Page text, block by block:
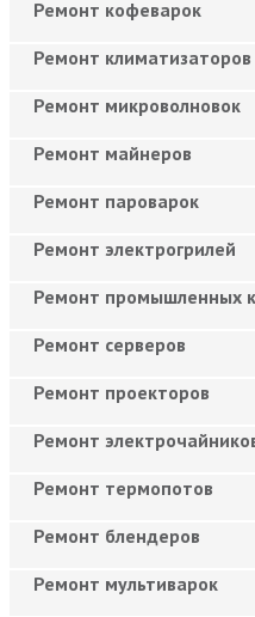
Ремонт кофеварок
Ремонт климатизаторов
Ремонт микроволновок
Ремонт майнеров
Ремонт пароварок
Ремонт электрогрилей
Ремонт промышленных
Ремонт серверов
Ремонт проекторов
Ремонт
Ремонт термопотов
Ремонт блендеров
Ремонт мультиварок